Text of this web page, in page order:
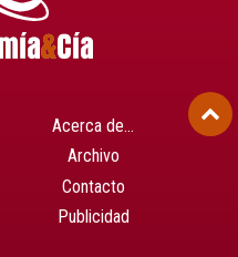
Acerca de…
Archivo
Contacto
Publicidad